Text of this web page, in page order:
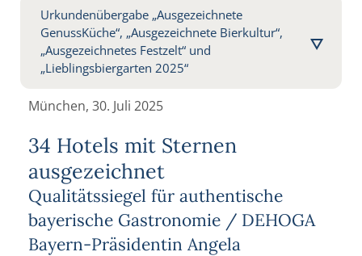
Urkundenübergabe „Ausgezeichnete
GenussKüche“, „Ausgezeichnete Bierkultur“,
„Ausgezeichnetes Festzelt“ und
„Lieblingsbiergarten 2025“
München, 30. Juli 2025
34 Hotels mit Sternen
ausgezeichnet
Qualitätssiegel für authentische
bayerische Gastronomie / DEHOGA
Bayern-Präsidentin Angela